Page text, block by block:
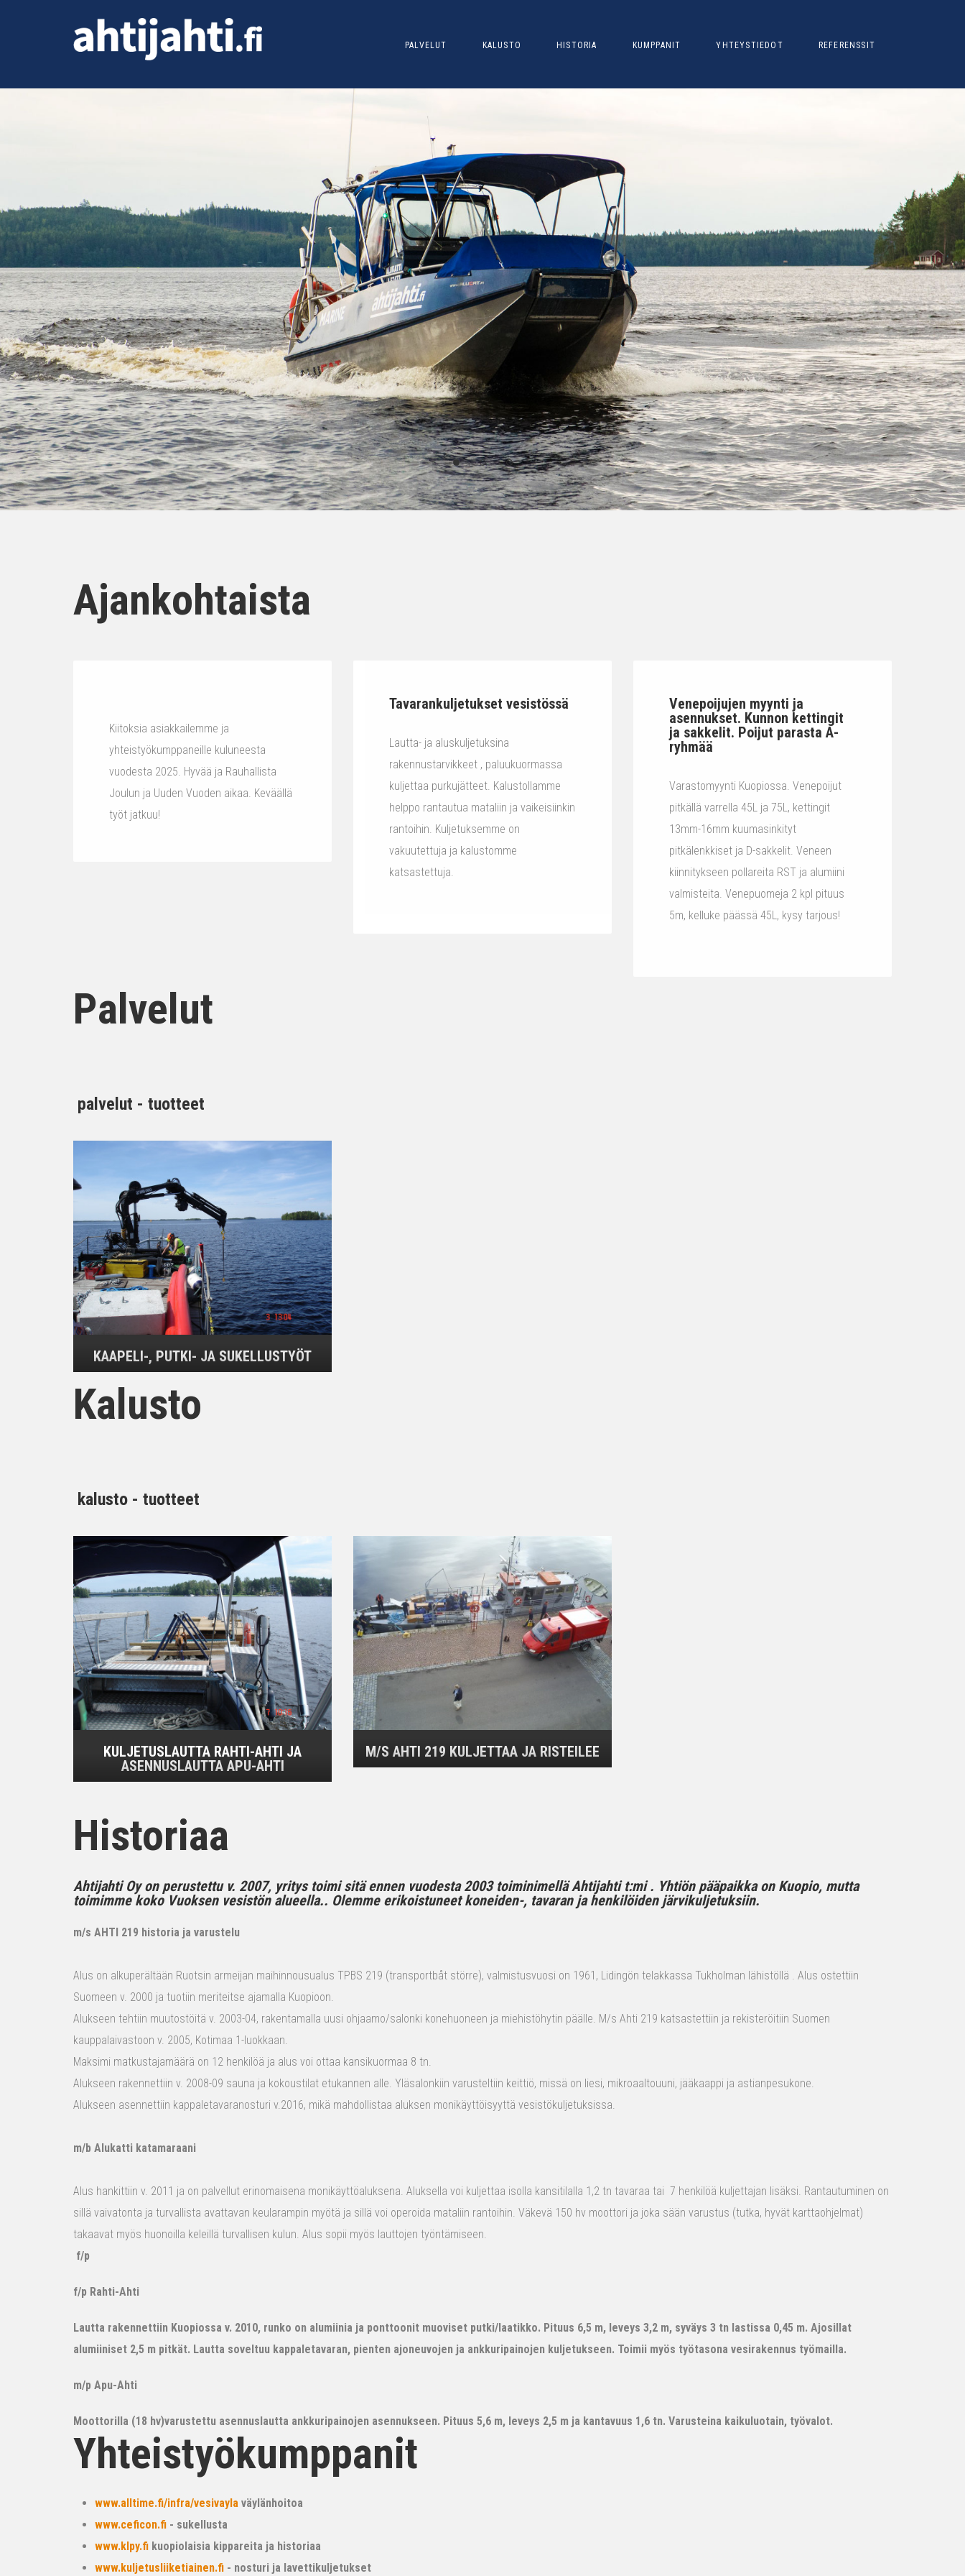
PALVELUT KALUSTO HISTORIA KUMPPANIT YHTEYSTIEDOT REFERENSSIT
Ajankohtaista
Kiitoksia asiakkailemme ja
yhteistyökumppaneille kuluneesta
vuodesta 2025. Hyvää ja Rauhallista
Joulun ja Uuden Vuoden aikaa. Keväällä
työt jatkuu!
Tavarankuljetukset vesistössä
Lautta- ja aluskuljetuksina
rakennustarvikkeet , paluukuormassa
kuljettaa purkujätteet. Kalustollamme
helppo rantautua mataliin ja vaikeisiinkin
rantoihin. Kuljetuksemme on
vakuutettuja ja kalustomme
katsastettuja.
Venepoijujen myynti ja
asennukset. Kunnon kettingit
ja sakkelit. Poijut parasta A-
ryhmää
Varastomyynti Kuopiossa. Venepoijut
pitkällä varrella 45L ja 75L, kettingit
13mm-16mm kuumasinkityt
pitkälenkkiset ja D-sakkelit. Veneen
kiinnitykseen pollareita RST ja alumiini
valmisteita. Venepuomeja 2 kpl pituus
5m, kelluke päässä 45L, kysy tarjous!
Palvelut
palvelut - tuotteet
KAAPELI-, PUTKI- JA SUKELLUSTYÖT
Kalusto
kalusto - tuotteet
KULJETUSLAUTTA RAHTI-AHTI JA
ASENNUSLAUTTA APU-AHTI
M/S AHTI 219 KULJETTAA JA RISTEILEE
Historiaa
Ahtijahti Oy on perustettu v. 2007, yritys toimi sitä ennen vuodesta 2003 toiminimellä Ahtijahti t:mi . Yhtiön pääpaikka on Kuopio, mutta
toimimme koko Vuoksen vesistön alueella.. Olemme erikoistuneet koneiden-, tavaran ja henkilöiden järvikuljetuksiin.
m/s AHTI 219 historia ja varustelu
Alus on alkuperältään Ruotsin armeijan maihinnousualus TPBS 219 (transportbåt större), valmistusvuosi on 1961, Lidingön telakkassa Tukholman lähistöllä . Alus ostettiin
Suomeen v. 2000 ja tuotiin meriteitse ajamalla Kuopioon.
Alukseen tehtiin muutostöitä v. 2003-04, rakentamalla uusi ohjaamo/salonki konehuoneen ja miehistöhytin päälle. M/s Ahti 219 katsastettiin ja rekisteröitiin Suomen
kauppalaivastoon v. 2005, Kotimaa 1-luokkaan.
Maksimi matkustajamäärä on 12 henkilöä ja alus voi ottaa kansikuormaa 8 tn.
Alukseen rakennettiin v. 2008-09 sauna ja kokoustilat etukannen alle. Yläsalonkiin varusteltiin keittiö, missä on liesi, mikroaaltouuni, jääkaappi ja astianpesukone.
Alukseen asennettiin kappaletavaranosturi v.2016, mikä mahdollistaa aluksen monikäyttöisyyttä vesistökuljetuksissa.
m/b Alukatti katamaraani
Alus hankittiin v. 2011 ja on palvellut erinomaisena monikäyttöaluksena. Aluksella voi kuljettaa isolla kansitilalla 1,2 tn tavaraa tai 7 henkilöä kuljettajan lisäksi. Rantautuminen on
sillä vaivatonta ja turvallista avattavan keularampin myötä ja sillä voi operoida mataliin rantoihin. Väkevä 150 hv moottori ja joka sään varustus (tutka, hyvät karttaohjelmat)
takaavat myös huonoilla keleillä turvallisen kulun. Alus sopii myös lauttojen työntämiseen.
f/p
f/p Rahti-Ahti
Lautta rakennettiin Kuopiossa v. 2010, runko on alumiinia ja ponttoonit muoviset putki/laatikko. Pituus 6,5 m, leveys 3,2 m, syväys 3 tn lastissa 0,45 m. Ajosillat
alumiiniset 2,5 m pitkät. Lautta soveltuu kappaletavaran, pienten ajoneuvojen ja ankkuripainojen kuljetukseen. Toimii myös työtasona vesirakennus työmailla.
m/p Apu-Ahti
Moottorilla (18 hv)varustettu asennuslautta ankkuripainojen asennukseen. Pituus 5,6 m, leveys 2,5 m ja kantavuus 1,6 tn. Varusteina kaikuluotain, työvalot.
Yhteistyökumppanit
www.alltime.fi/infra/vesivayla väylänhoitoa
www.ceficon.fi - sukellusta
www.klpy.fi kuopiolaisia kippareita ja historiaa
www.kuljetusliiketiainen.fi - nosturi ja lavettikuljetukset